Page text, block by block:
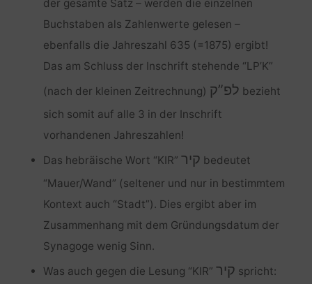
der gesamte Satz – werden die einzelnen
Buchstaben als Zahlenwerte gelesen –
ebenfalls die Jahreszahl 635 (=1875) ergibt!
Das am Schluss der Inschrift stehende “LP’K”
(nach der kleinen Zeitrechnung) לפ”ק bezieht
sich somit auf alle 3 in der Inschrift
vorhandenen Jahreszahlen!
Das hebräische Wort “KIR”קיר bedeutet
“Mauer/Wand” (seltener und nur in bestimmtem
Kontext auch “Stadt”). Dies ergibt aber im
Zusammenhang mit dem Gründungsdatum der
Synagoge wenig Sinn.
Was auch gegen die Lesung “KIR”קיר spricht: